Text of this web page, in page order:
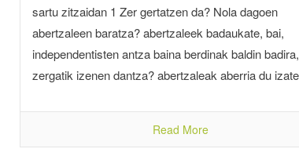
sartu zitzaidan 1 Zer gertatzen da? Nola dagoen
abertzaleen baratza? abertzaleek badaukate, bai,
independentisten antza baina berdinak baldin badira,
zergatik izenen dantza? abertzaleak aberria du
Read More